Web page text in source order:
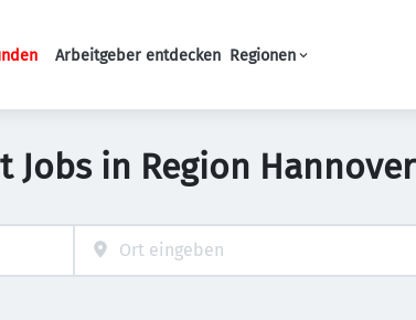
Haupt-Navigation
Arbeitgeber entdecken Regionen
Jobs in Region Hannover